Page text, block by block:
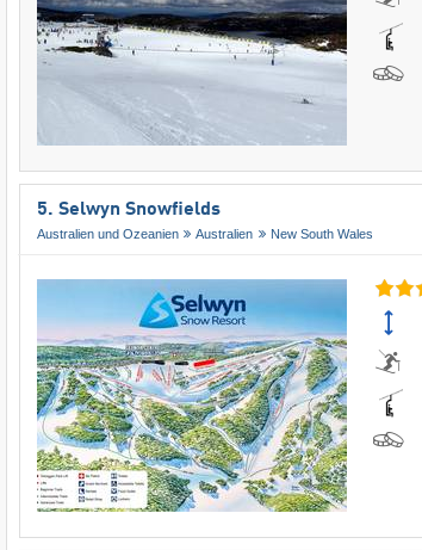
5. Selwyn Snowfields
Australien und Ozeanien Australien New South Wales